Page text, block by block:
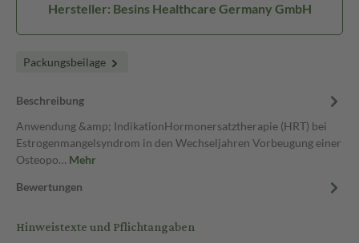
Hersteller: Besins Healthcare Germany GmbH
Packungsbeilage
Beschreibung
Anwendung &amp; IndikationHormonersatztherapie (HRT) bei
Estrogenmangelsyndrom in den Wechseljahren Vorbeugung einer
Osteopo… Mehr
Bewertungen
Hinweistexte und Pflichtangaben